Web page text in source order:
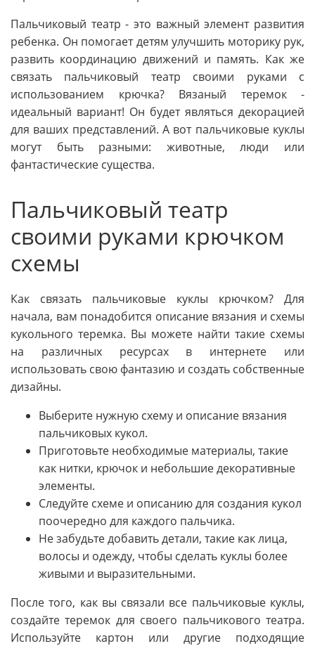
Пальчиковый театр - это важный элемент развития
ребенка. Он помогает детям улучшить моторику рук,
развить координацию движений и память. Как же
связать пальчиковый театр своими руками с
использованием крючка? Вязаный теремок -
идеальный вариант! Он будет являться декорацией
для ваших представлений. А вот пальчиковые куклы
могут быть разными: животные, люди или
фантастические существа.
Пальчиковый театр
своими руками крючком
схемы
Как связать пальчиковые куклы крючком? Для
начала, вам понадобится описание вязания и схемы
кукольного теремка. Вы можете найти такие схемы
на различных ресурсах в интернете или
использовать свою фантазию и создать собственные
дизайны.
Выберите нужную схему и описание вязания
пальчиковых кукол.
Приготовьте необходимые материалы, такие
как нитки, крючок и небольшие декоративные
элементы.
Следуйте схеме и описанию для создания кукол
поочередно для каждого пальчика.
Не забудьте добавить детали, такие как лица,
волосы и одежду, чтобы сделать куклы более
живыми и выразительными.
После того, как вы связали все пальчиковые куклы,
создайте теремок для своего пальчикового театра.
Используйте картон или другие подходящие